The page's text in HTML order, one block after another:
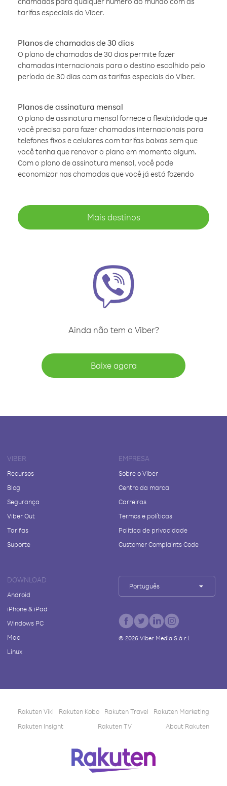
tarifas especiais do Viber.
Planos de chamadas de 30 dias
O plano de chamadas de 30 dias permite fazer
chamadas internacionais para o destino escolhido pelo
período de 30 dias com as tarifas especiais do Viber.
Planos de assinatura mensal
O plano de assinatura mensal fornece a flexibilidade que
você precisa para fazer chamadas internacionais para
telefones fixos e celulares com tarifas baixas sem que
você tenha que renovar o plano em momento algum.
Com o plano de assinatura mensal, você pode
economizar nas chamadas que você já está fazendo
Mais destinos
Ainda não tem o Viber?
Baixe agora
VIBER
Recursos
Blog
Segurança
Viber Out
Tarifas
Suporte
EMPRESA
Sobre o Viber
Centro da marca
Carreiras
Termos e políticas
Política de privacidade
Customer Complaints Code
DOWNLOAD
Android
iPhone & iPad
Windows PC
Mac
Linux
Português
© 2026Viber Media S.à r.l.
Rakuten Viki Rakuten Kobo Rakuten Travel
Rakuten Marketing
Rakuten Insight
Rakuten TV About Rakuten